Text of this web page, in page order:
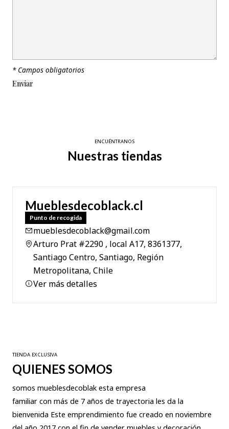
* Campos obligatorios
ENCUÉNTRANOS
Nuestras tiendas
Mueblesdecoblack.cl
Punto de recogida
mueblesdecoblack@gmail.com
Arturo Prat #2290 , local A17, 8361377,
Santiago Centro, Santiago, Región
Metropolitana, Chile
Ver más detalles
TIENDA EXCLUSIVA
QUIENES SOMOS
somos mueblesdecoblak esta empresa
familiar con más de 7 años de trayectoria les da la
bienvenida Este emprendimiento fue creado en noviembre